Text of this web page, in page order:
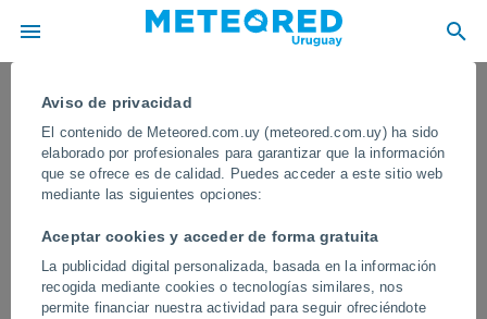
Aviso de privacidad
El contenido de Meteored.com.uy (meteored.com.uy) ha sido
elaborado por profesionales para garantizar que la información
que se ofrece es de calidad. Puedes acceder a este sitio web
mediante las siguientes opciones:
Aceptar cookies y acceder de forma gratuita
La publicidad digital personalizada, basada en la información
recogida mediante cookies o tecnologías similares, nos
permite financiar nuestra actividad para seguir ofreciéndote